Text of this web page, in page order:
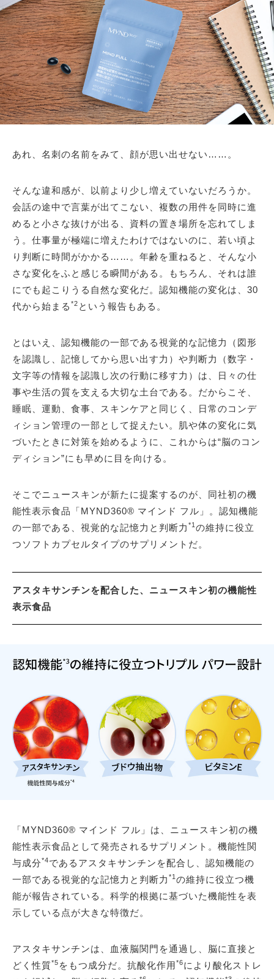
あれ、名刺の名前をみて、顔が思い出せない……。
そんな違和感が、以前より少し増えていないだろうか。
会話の途中で言葉が出てこない、複数の用件を同時に進
めると小さな抜けが出る、資料の置き場所を忘れてしま
う。仕事量が極端に増えたわけではないのに、若い頃よ
り判断に時間がかかる……。年齢を重ねると、そんな小
さな変化をふと感じる瞬間がある。もちろん、それは誰
にでも起こりうる自然な変化だ。認知機能の変化は、30
代から始まる *2 という報告もある。
とはいえ、認知機能の一部である視覚的な記憶力（図形
を認識し、記憶してから思い出す力）や判断力（数字・
文字等の情報を認識し次の行動に移す力）は、日々の仕
事や生活の質を支える大切な土台である。だからこそ、
睡眠、運動、食事、スキンケアと同じく、日常のコンデ
ィション管理の一部として捉えたい。肌や体の変化に気
づいたときに対策を始めるように、これからは“脳のコン
ディション”にも早めに目を向ける。
そこでニュースキンが新たに提案するのが、同社初の機
能性表示食品「MYND360® マインド フル」。認知機能
の一部である、視覚的な記憶力と判断力 *1 の維持に役立
つソフトカプセルタイプのサプリメントだ。
アスタキサンチンを配合した、ニュースキン初の機能性
表示食品
「MYND360® マインド フル」は、ニュースキン初の機
能性表示食品として発売されるサプリメント。機能性関
与成分*4であるアスタキサンチンを配合し、認知機能の
一部である視覚的な記憶力と判断力 *1の維持に役立つ機
能が報告されている。科学的根拠に基づいた機能性を表
示している点が大きな特徴だ。
アスタキサンチンは、血液脳関門を通過し、脳に直接と
どく性質*5 をもつ成分だ。抗酸化作用*6により酸化ストレ